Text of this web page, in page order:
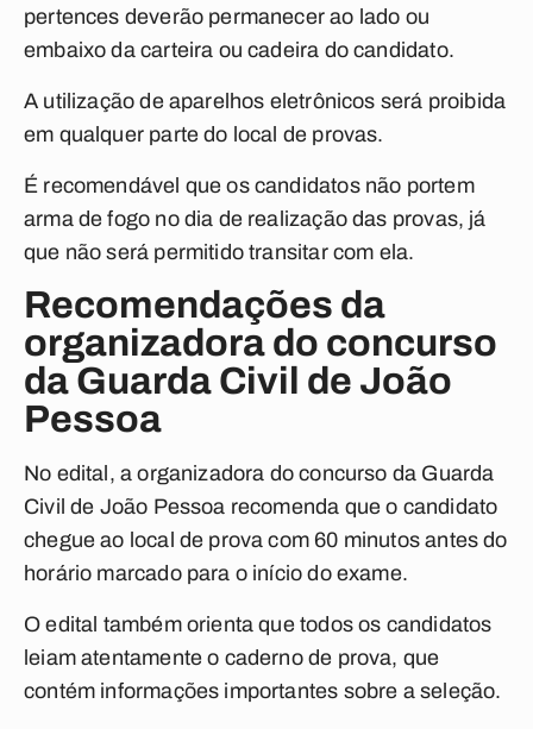
pertences deverão permanecer ao lado ou
embaixo da carteira ou cadeira do candidato.
A utilização de aparelhos eletrônicos será proibida
em qualquer parte do local de provas.
É recomendável que os candidatos não portem
arma de fogo no dia de realização das provas, já
que não será permitido transitar com ela.
Recomendações da
organizadora do concurso
da Guarda Civil de João
Pessoa
No edital, a organizadora do concurso da Guarda
Civil de João Pessoa recomenda que o candidato
chegue ao local de prova com 60 minutos antes do
horário marcado para o início do exame.
O edital também orienta que todos os candidatos
leiam atentamente o caderno de prova, que
contém informações importantes sobre a seleção.